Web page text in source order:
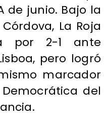
de junio. Bajo la
La Roja
por 2-1 ante
pero logró
marcador
del